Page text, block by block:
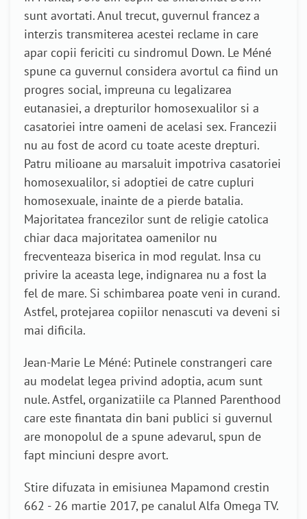
sunt avortati. Anul trecut, guvernul francez a
interzis transmiterea acestei reclame in care
apar copii fericiti cu sindromul Down. Le Méné
spune ca guvernul considera avortul ca fiind un
progres social, impreuna cu legalizarea
eutanasiei, a drepturilor homosexualilor si a
casatoriei intre oameni de acelasi sex. Francezii
nu au fost de acord cu toate aceste drepturi.
Patru milioane au marsaluit impotriva casatoriei
homosexualilor, si adoptiei de catre cupluri
homosexuale, inainte de a pierde batalia.
Majoritatea francezilor sunt de religie catolica
chiar daca majoritatea oamenilor nu
frecventeaza biserica in mod regulat. Insa cu
privire la aceasta lege, indignarea nu a fost la
fel de mare. Si schimbarea poate veni in curand.
Astfel, protejarea copiilor nenascuti va deveni si
mai dificila.
Jean-Marie Le Méné: Putinele constrangeri care
au modelat legea privind adoptia, acum sunt
nule. Astfel, organizatiile ca Planned Parenthood
care este finantata din bani publici si guvernul
are monopolul de a spune adevarul, spun de
fapt minciuni despre avort.
Stire difuzata in emisiunea Mapamond crestin
662 - 26 martie 2017, pe canalul Alfa Omega TV.